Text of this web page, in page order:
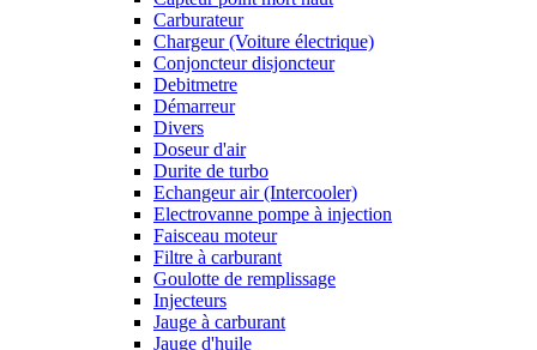
Carburateur
Chargeur (Voiture électrique)
Conjoncteur disjoncteur
Debitmetre
Démarreur
Divers
Doseur d'air
Durite de turbo
Echangeur air (Intercooler)
Electrovanne pompe à injection
Faisceau moteur
Filtre à carburant
Goulotte de remplissage
Injecteurs
Jauge à carburant
Jauge d'huile